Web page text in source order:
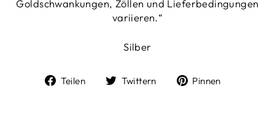
Goldschwankungen, Zöllen und Lieferbedingungen
variieren.“
Silber
Teilen
Auf
Twittern
Auf
Pinnen